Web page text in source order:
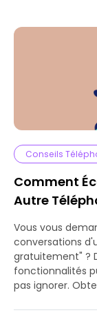
Conseils
Comment
Autre
Que Faire
Vous vous
conversations
gratuitement" ?
fonctionnalités
pas ignorer.